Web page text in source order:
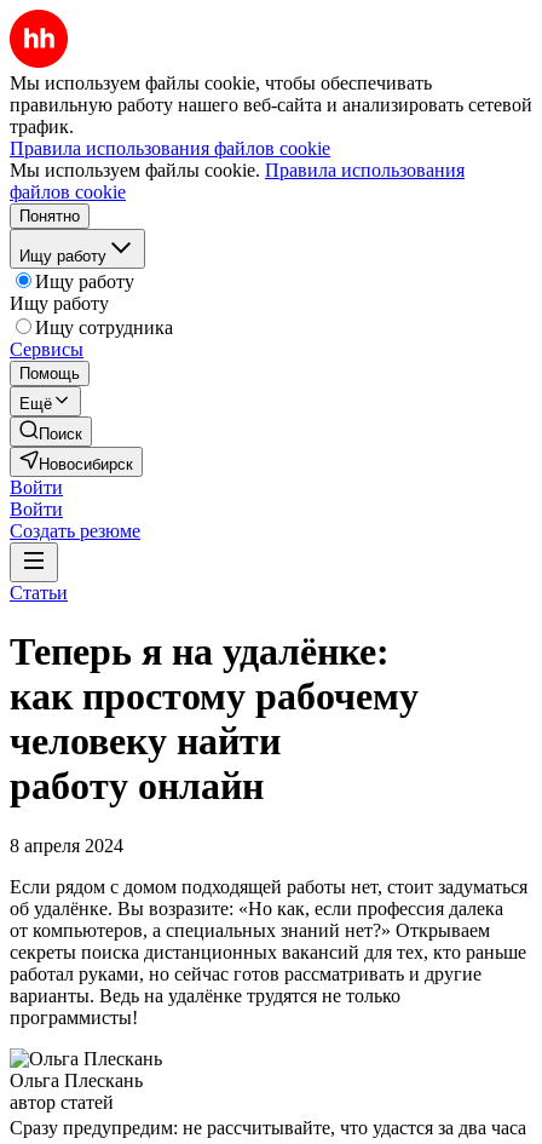
Мы используем файлы cookie, чтобы обеспечивать
правильную работу нашего веб-сайта и анализировать сетевой
трафик.
Правила использования файлов cookie
Мы используем файлы cookie. Правила использования
файлов cookie
Понятно
Ищу работу
Ищу работу
Ищу работу
Ищу сотрудника
Сервисы
Помощь
Ещё
Поиск
Новосибирск
Войти
Войти
Создать резюме
Статьи
Теперь я на удалёнке:
как простому рабочему
человеку найти
работу онлайн
8 апреля 2024
Если рядом с домом подходящей работы нет, стоит задуматься
об удалёнке. Вы возразите: «Но как, если профессия далека
от компьютеров, а специальных знаний нет?» Открываем
секреты поиска дистанционных вакансий для тех, кто раньше
работал руками, но сейчас готов рассматривать и другие
варианты. Ведь на удалёнке трудятся не только
программисты!
Ольга Плескань
автор статей
Сразу предупредим: не рассчитывайте, что удастся за два часа